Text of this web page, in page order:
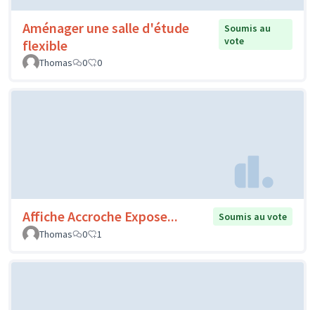
Aménager une salle d'étude
flexible
Soumis au
vote
Thomas
0 0
Affiche Accroche Expose...
Soumis au vote
Thomas
0 1